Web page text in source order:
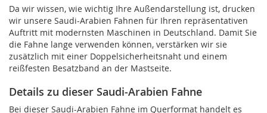
Da wir wissen, wie wichtig Ihre Außendarstellung ist, drucken
wir unsere Saudi-Arabien Fahnen für Ihren repräsentativen
Auftritt mit modernsten Maschinen in Deutschland. Damit Sie
die Fahne lange verwenden können, verstärken wir sie
zusätzlich mit einer Doppelsicherheitsnaht und einem
reißfesten Besatzband an der Mastseite.
Details zu dieser Saudi-Arabien Fahne
Bei dieser Saudi-Arabien Fahne im Querformat handelt es